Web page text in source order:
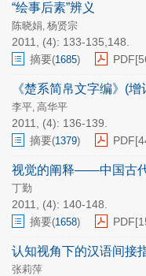
“绘事后素”辨义
陈晓娟, 杨贤宗
2011, (4): 133-135,148.
摘要(1685) PDF[
《楚系简帛文字编》(
李平, 高华平
2011, (4): 136-139.
摘要(1379) PDF[
视觉的阐释——中国古
丁勤
2011, (4): 140-148.
摘要(1658) PDF[
认知视角下的汉语间接
张莉萍